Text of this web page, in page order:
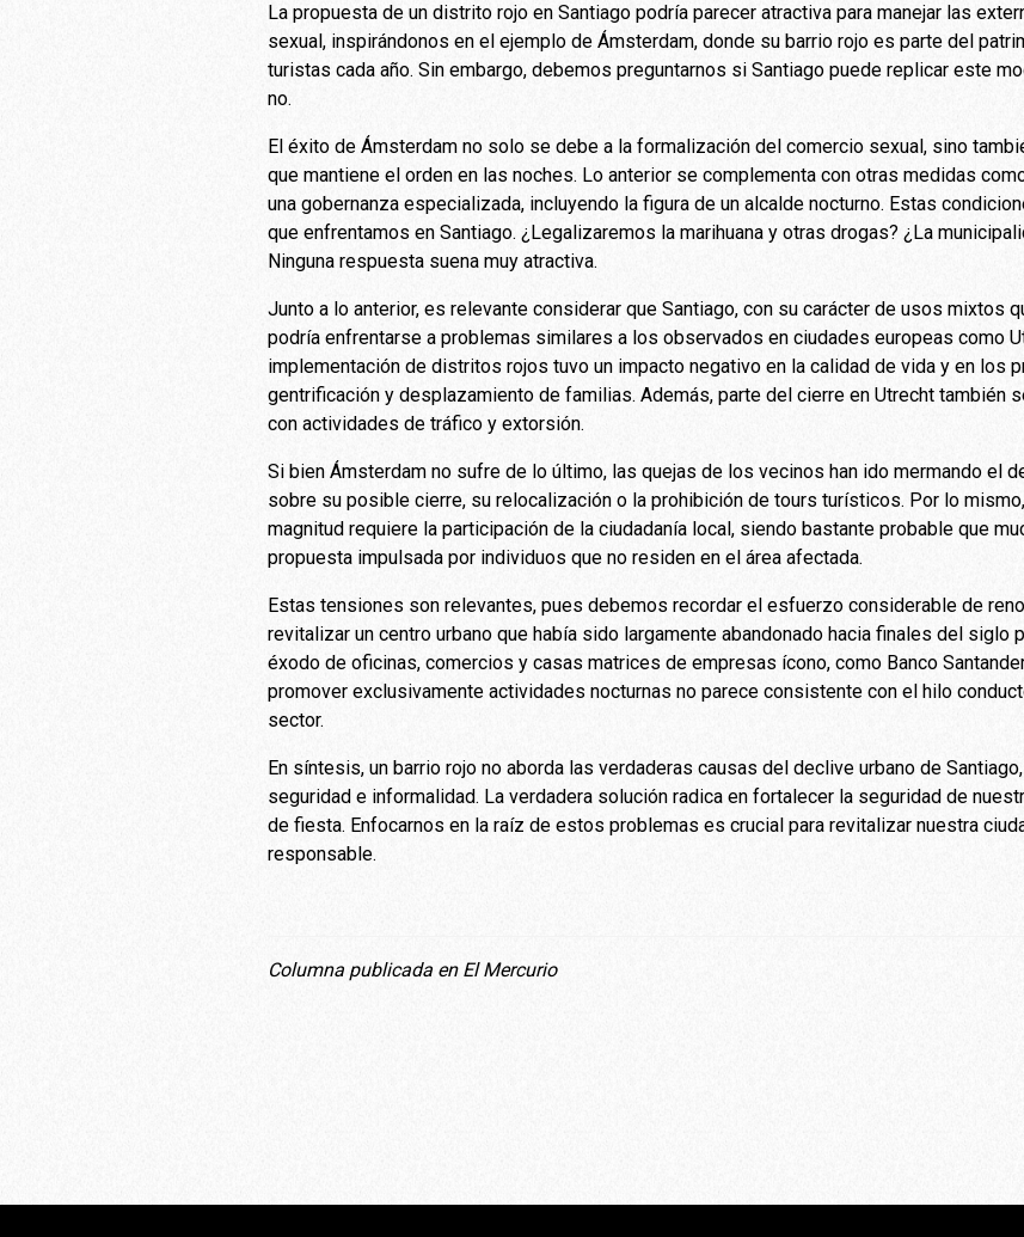
La propuesta de un distrito rojo en Santiago podría parecer atractiva para manejar las
sexual, inspirándonos en el ejemplo de Ámsterdam, donde su barrio rojo es parte del
turistas cada año. Sin embargo, debemos preguntarnos si Santiago puede replicar este
no.
El éxito de Ámsterdam no solo se debe a la formalización del comercio sexual, sino
que mantiene el orden en las noches. Lo anterior se complementa con otras medidas
una gobernanza especializada, incluyendo la figura de un alcalde nocturno. Estas
que enfrentamos en Santiago. ¿Legalizaremos la marihuana y otras drogas? ¿La
Ninguna respuesta suena muy atractiva.
Junto a lo anterior, es relevante considerar que Santiago, con su carácter de usos mixtos
podría enfrentarse a problemas similares a los observados en ciudades europeas como
implementación de distritos rojos tuvo un impacto negativo en la calidad de vida y en los
gentrificación y desplazamiento de familias. Además, parte del cierre en Utrecht también
con actividades de tráfico y extorsión.
Si bien Ámsterdam no sufre de lo último, las quejas de los vecinos han ido mermando el
sobre su posible cierre, su relocalización o la prohibición de tours turísticos. Por lo
magnitud requiere la participación de la ciudadanía local, siendo bastante probable que
propuesta impulsada por individuos que no residen en el área afectada.
Estas tensiones son relevantes, pues debemos recordar el esfuerzo considerable de
revitalizar un centro urbano que había sido largamente abandonado hacia finales del siglo
éxodo de oficinas, comercios y casas matrices de empresas ícono, como Banco
promover exclusivamente actividades nocturnas no parece consistente con el hilo
sector.
En síntesis, un barrio rojo no aborda las verdaderas causas del declive urbano de
seguridad e informalidad. La verdadera solución radica en fortalecer la seguridad de
de fiesta. Enfocarnos en la raíz de estos problemas es crucial para revitalizar nuestra
responsable.
Columna publicada en El Mercurio